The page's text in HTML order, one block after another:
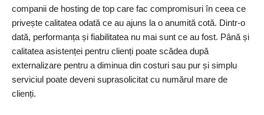
companii de hosting de top care fac compromisuri în ceea ce
privește calitatea odată ce au ajuns la o anumită cotă. Dintr-o
dată, performanța și fiabilitatea nu mai sunt ce au fost. Până și
calitatea asistenței pentru clienți poate scădea după
externalizare pentru a diminua din costuri sau pur și simplu
serviciul poate deveni suprasolicitat cu numărul mare de
clienți.